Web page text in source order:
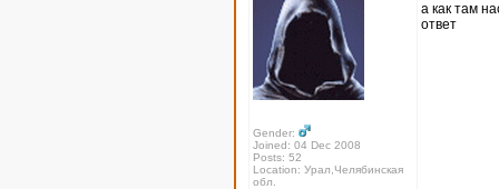
Gender:
Joined: 04 Dec 2008
Posts: 52
Location: Урал,Челябинская
обл.
а как там
ответ